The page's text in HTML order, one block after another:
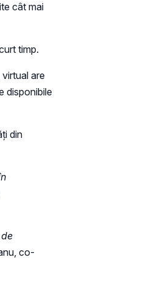
cât mai
timp.
are
disponibile
din
co-